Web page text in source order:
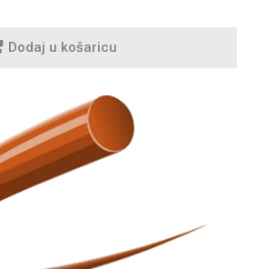
Dodaj u košaricu